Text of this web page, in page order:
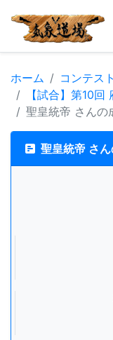
ホーム
コンテス
【試合】第10
聖皇統帝 さんの
聖皇統帝 さ